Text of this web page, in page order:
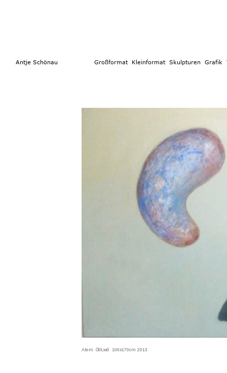
Antje Schönau Großformat Kleinformat Skulpturen Grafik
Atem   Öl/Lwd   100x170cm  2013